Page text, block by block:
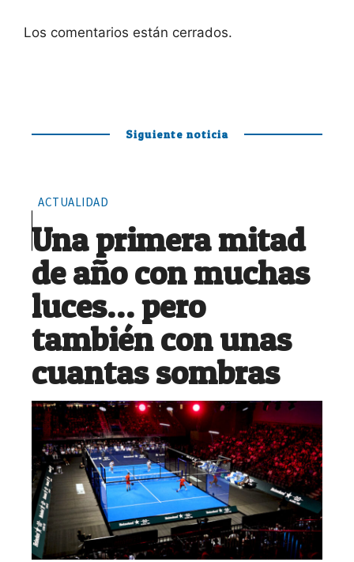
Los comentarios están cerrados.
Siguiente noticia
ACTUALIDAD
Una primera mitad
de año con muchas
luces… pero
también con unas
cuantas sombras